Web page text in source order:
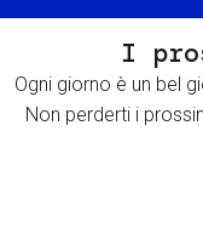
I
Ogni giorno è un bel
Non perderti i